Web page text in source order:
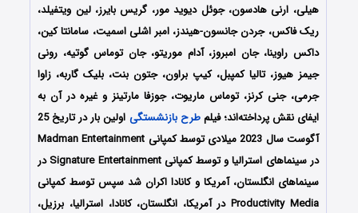
هیلی، ارنی هادسون، جوئل دیوید مور، گریس بایرز، لین ویتفیلد،
ریک فاکس، جردن جانسون-هیندز، امبر اشلی اسمیت، سامانتا کین،
داکس راوینا، جان امبروز، آدام موریتو، جان توماس گوتیه، رونی
جیمز هیوز، تالیا کمپبل، کیپ براون، جتون بنت، بلیک گاربه، زاوا
جرمی، جنی کرنز، توماس ماریوت، جوزفا مارتینز و غیره در آن به
ایفای نقش پرداخته‌اند؛ فیلمطرح بازنشستگی
اولین بار در تاریخ 25
آگوست سال 2023 میلادی توسط کمپانی Madman Entertainment
در سینماهای استرالیا و توسط کمپانی Signature Entertainment در
سینماهای انگلستان، آمریکا و کانادا اکران شد سپس توسط کمپانی
Productivity Media در آمریکا، انگلستان، کانادا، استرالیا، برزیل،